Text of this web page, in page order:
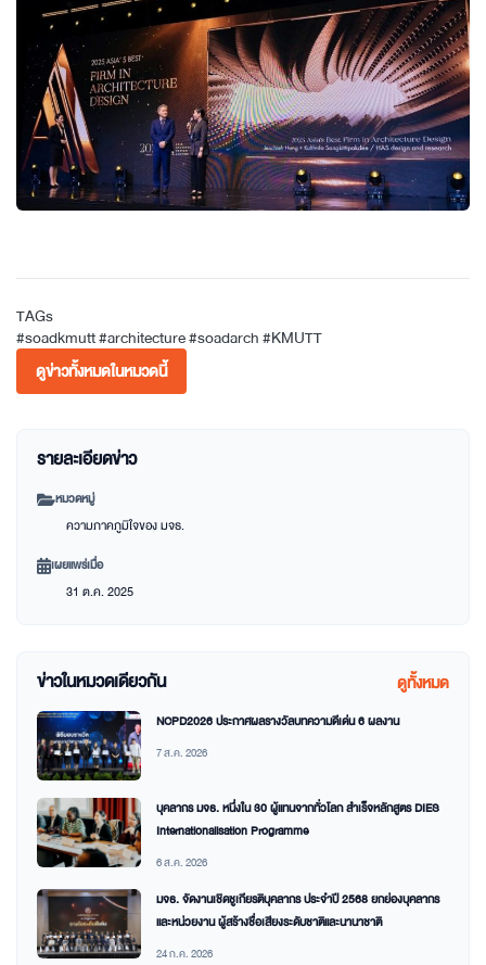
TAGs
#soadkmutt#architecture#soadarch#KMUTT
ดูข่าวทั้งหมดในหมวดนี้
รายละเอียดข่าว
หมวดหมู่
ความภาคภูมิใจของ มจธ.
เผยแพร่เมื่อ
31 ต.ค. 2025
ข่าวในหมวดเดียวกัน ดูทั้งหมด
NCPD2026 ประกาศผลรางวัลบทความดีเด่น 6 ผลงาน
7 ส.ค. 2026
บุคลากร มจธ. หนึ่งใน 30 ผู้แทนจากทั่วโลก สำเร็จหลักสูตร DIES
Internationalisation Programme
6 ส.ค. 2026
มจธ. จัดงานเชิดชูเกียรติบุคลากร ประจำปี 2568 ยกย่องบุคลากร
และหน่วยงาน ผู้สร้างชื่อเสียงระดับชาติและนานาชาติ
24 ก.ค. 2026